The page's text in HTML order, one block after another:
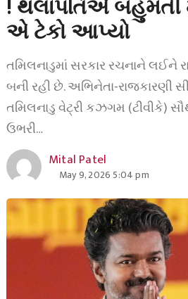
! થલાપતિએ બહુમતી
એ ટેકો આપ્યો
તમિલનાડુમાં સરકાર રચનાને લઈને
બની રહી છે. અભિનેતા-રાજકારણી
તમિલનાડુ વેટ્રી કઝગમ (ટીવીકે)
ઉભરી…
Mital Patel
May 9, 2026 5:04 pm